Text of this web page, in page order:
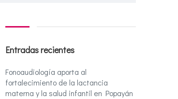
Entradas recientes
Fonoaudiología aporta al
fortalecimiento de la lactancia
materna y la salud infantil en Popayán